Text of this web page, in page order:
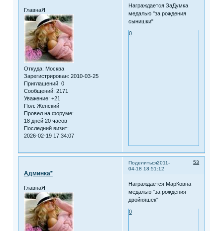
ГлавнаЯ
Откуда: Москва
Зарегистрирован: 2010-03-25
Приглашений: 0
Сообщений: 2171
Уважение: +21
Пол: Женский
Провел на форуме:
18 дней 20 часов
Последний визит:
2026-02-19 17:34:07
Награждается ЗаДумка
медалью "за рождения
сынишки"
0
Поделиться 53
2011-
04-18 18:51:12
Админка*
ГлавнаЯ
Награждается МарКовна
медалью "за рождения
двойняшек"
0